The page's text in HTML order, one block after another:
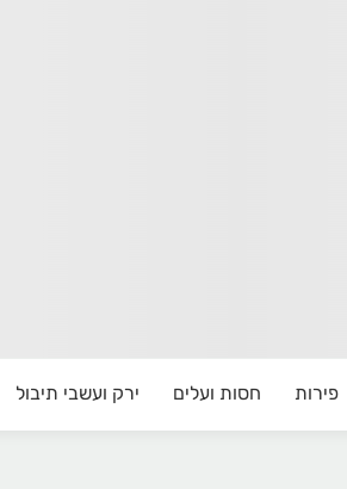
פירות חסות ועלים ירק ועשבי תיבול